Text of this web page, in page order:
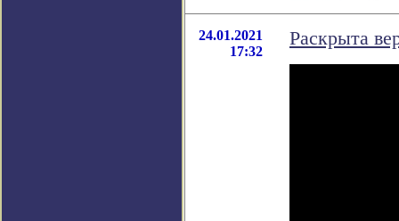
24.01.2021
17:32
Раскрыта